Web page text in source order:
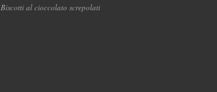
Biscotti al cioccolato screpolati